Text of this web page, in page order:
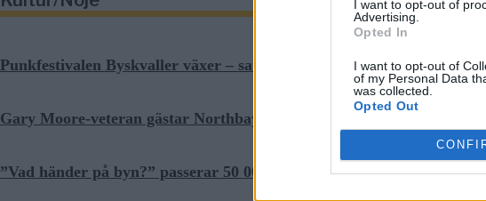
I want to opt-out of
Advertising.
Opted In
I want to opt-out of
of my Personal Data
was collected.
Opted Out
Punkfestivalen Byskvaller växer – satsar på hela familjen
Gary Moore-veteran gästar Northbay Rovers i Norrtälje
”Vad händer på byn?” passerar 50 000 medlemmar